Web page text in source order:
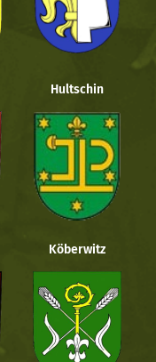
Hultschin
Köberwitz